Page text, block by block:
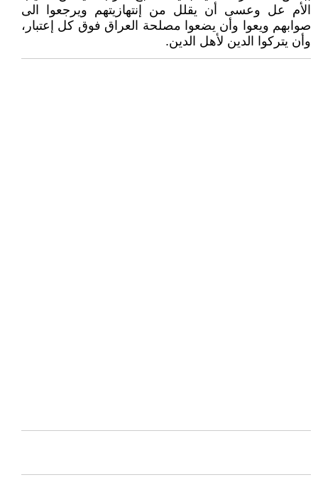
الأم عل وعسى أن يقلل من إنتهازيتهم ويرجعوا الى
صوابهم ويعوا وأن يضعوا مصلحة العراق فوق كل إعتبار،
وأن يتركوا الدين لأهل الدين.